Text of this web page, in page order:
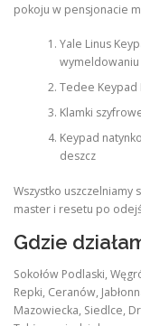
pokoju w pensjonacie
Yale Linus
wymeldowaniu
Tedee Keypad
Klamki
Keypad
deszcz
Wszystko uszczelniamy
master i resetu po
Gdzie
Sokołów Podlaski,
Repki, Ceranów,
Mazowiecka, Siedlce,